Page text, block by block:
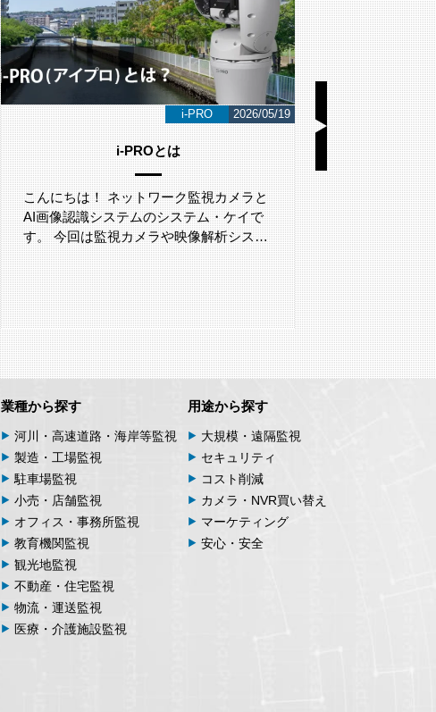
i-PRO 2026/05/19
i-PROとは
こんにちは！ ネットワーク監視カメラと
AI画像認識システムのシステム・ケイで
す。 今回は監視カメラや映像解析シス…
LAN
こんにちは！
AI画像認識シス
す。 今回は、
業種から探す
河川・高速道路・海岸等監視
製造・工場監視
駐車場監視
小売・店舗監視
オフィス・事務所監視
教育機関監視
観光地監視
不動産・住宅監視
物流・運送監視
医療・介護施設監視
用途から探す
大規模・遠隔監視
セキュリティ
コスト削減
カメラ・NVR買い替え
マーケティング
安心・安全